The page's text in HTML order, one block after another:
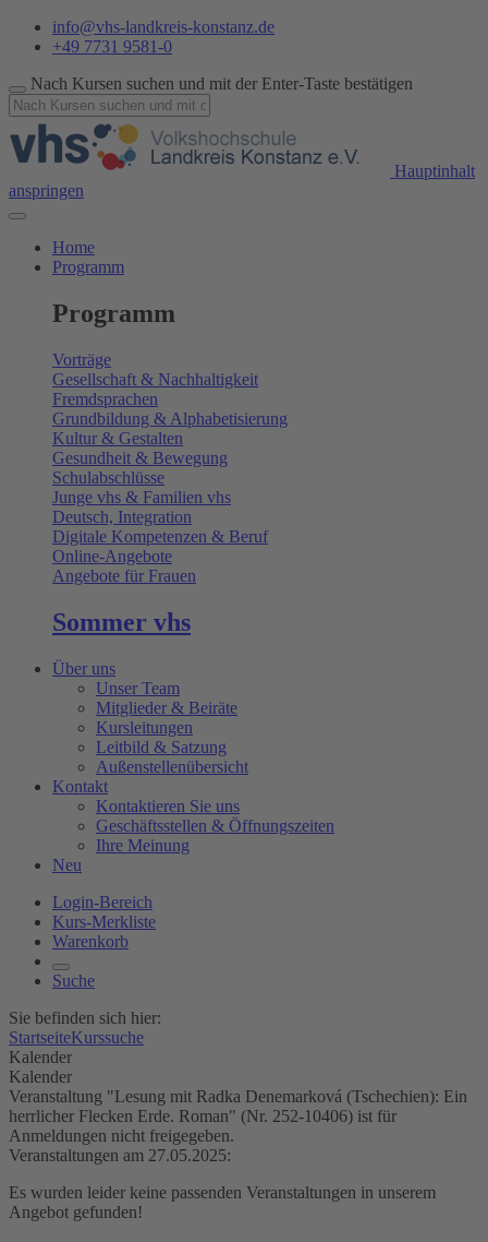
info@vhs-landkreis-konstanz.de
+49 7731 9581-0
Nach Kursen suchen und mit der Enter-Taste bestätigen
Hauptinhalt
anspringen
Home
Programm
Programm
Vorträge
Gesellschaft & Nachhaltigkeit
Fremdsprachen
Grundbildung & Alphabetisierung
Kultur & Gestalten
Gesundheit & Bewegung
Schulabschlüsse
Junge vhs & Familien vhs
Deutsch, Integration
Digitale Kompetenzen & Beruf
Online-Angebote
Angebote für Frauen
Sommer vhs
Über uns
Unser Team
Mitglieder & Beiräte
Kursleitungen
Leitbild & Satzung
Außenstellenübersicht
Kontakt
Kontaktieren Sie uns
Geschäftsstellen & Öffnungszeiten
Ihre Meinung
Neu
Login-Bereich
Kurs-Merkliste
Warenkorb
Suche
Sie befinden sich hier:
StartseiteKurssuche
Kalender
Kalender
Veranstaltung "Lesung mit Radka Denemarková (Tschechien): Ein
herrlicher Flecken Erde. Roman" (Nr. 252-10406) ist für
Anmeldungen nicht freigegeben.
Veranstaltungen am 27.05.2025:
Es wurden leider keine passenden Veranstaltungen in unserem
Angebot gefunden!